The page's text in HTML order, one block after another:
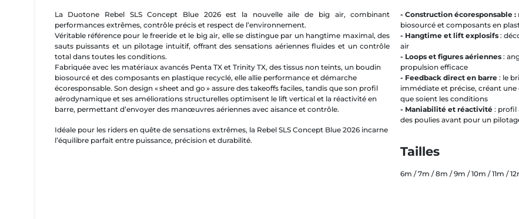
La Duotone Rebel SLS Concept Blue 2026 est la nouvelle aile de big air, combinant
performances extrêmes, contrôle précis et respect de l’environnement.
Véritable référence pour le freeride et le big air, elle se distingue par un hangtime maximal, des
sauts puissants et un pilotage intuitif, offrant des sensations aériennes fluides et un contrôle
total dans toutes les conditions.
Fabriquée avec les matériaux avancés Penta TX et Trinity TX, des tissus non teints, un boudin
biosourcé et des composants en plastique recyclé, elle allie performance et démarche
écoresponsable. Son design « sheet and go » assure des takeoffs faciles, tandis que son profil
aérodynamique et ses améliorations structurelles optimisent le lift vertical et la réactivité en
barre, permettant d’envoyer des manœuvres aériennes avec aisance et contrôle.
Idéale pour les riders en quête de sensations extrêmes, la Rebel SLS Concept Blue 2026 incarne
l’équilibre parfait entre puissance, précision et durabilité.
- Construction écoresponsable :
biosourcé et composants en
- Hangtime et lift explosifs:
air
- Loops et figures aériennes:
propulsion efficace
- Feedback direct en barre: le
immédiate et précise, créant
que soient les conditions
- Maniabilité et réactivité: profil
des poulies avant pour un
Tailles
6m / 7m / 8m / 9m / 10m / 11m /